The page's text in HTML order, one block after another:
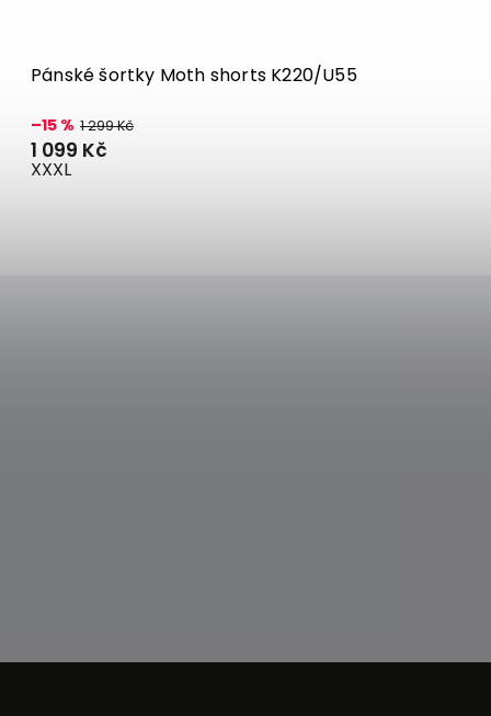
Pánské šortky Moth shorts K220/U55
–15 % 1 299 Kč
1 099 Kč
XXXL